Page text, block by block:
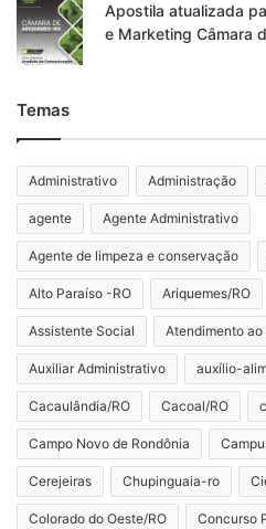
Apostila atualizada
e Marketing Câmara
Temas
Administrativo Administração
agente Agente Administrativo
Agente de limpeza e conservação
Alto Paraíso -RO Ariquemes/RO
Assistente Social Atendimento
Auxiliar Administrativo auxílio-
Cacaulândia/RO Cacoal/RO
Campo Novo de Rondônia
Cerejeiras Chupinguaia-ro
Colorado do Oeste/RO Concurso